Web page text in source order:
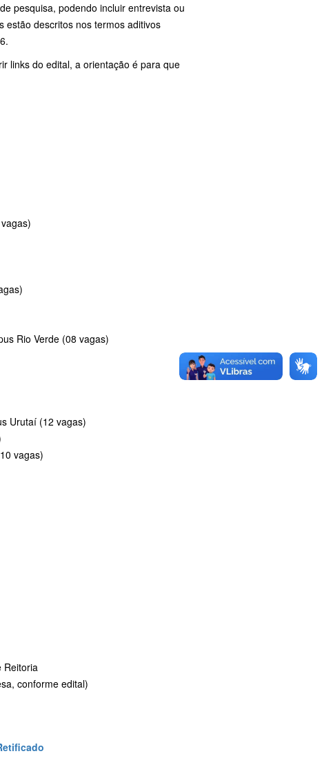
pesquisa, podendo incluir entrevista ou
estão descritos nos termos aditivos
links do edital, a orientação é para que
Rio Verde (08 vagas)
Urutaí (12 vagas)
vagas)
Reitoria
conforme edital)